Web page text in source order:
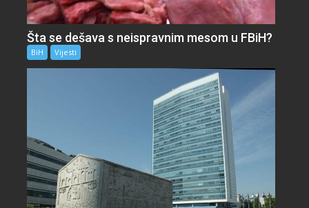
Šta se dešava s neispravnim mesom u FBiH?
BiH Vijesti